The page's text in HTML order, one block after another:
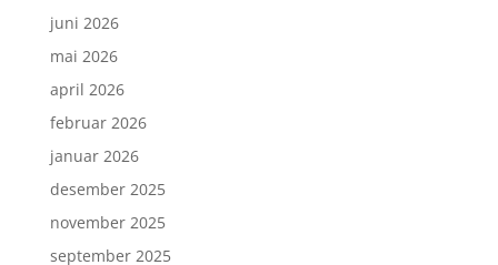
juni 2026
mai 2026
april 2026
februar 2026
januar 2026
desember 2025
november 2025
september 2025